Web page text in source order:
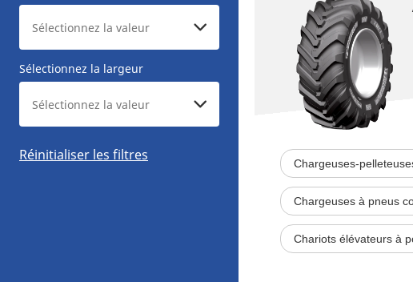
Sélectionnez la largeur
Réinitialiser les filtres Chargeuses-
Chargeuses à pneus
Chariots élévateurs à